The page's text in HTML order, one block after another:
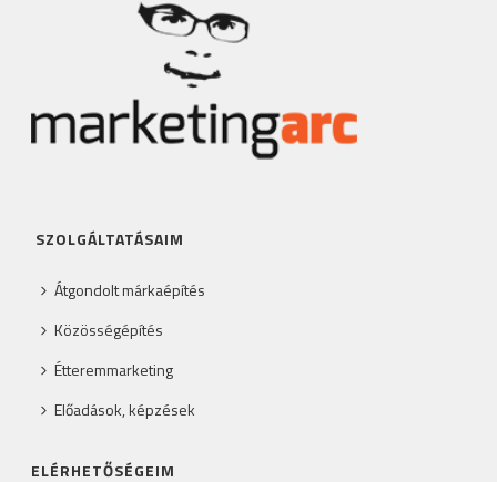
SZOLGÁLTATÁSAIM
Átgondolt márkaépítés
Közösségépítés
Étteremmarketing
Előadások, képzések
ELÉRHETŐSÉGEIM